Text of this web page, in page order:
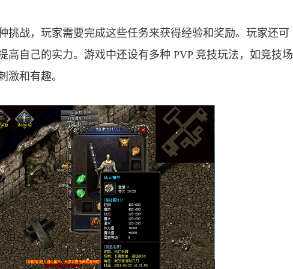
挑战，玩家需要完成这些任务来获得经验和奖励。玩家还可
高自己的实力。游戏中还设有多种 PVP 竞技玩法，如竞技场
激和有趣。